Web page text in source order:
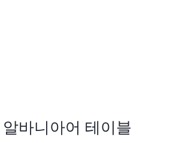
바니아어 테이블